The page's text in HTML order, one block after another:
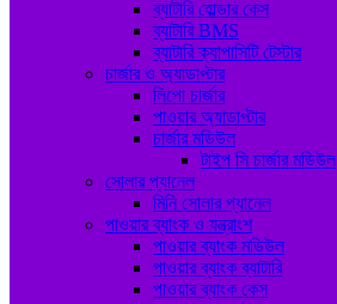
ব্যাটারি হোল্ডার কেস
ব্যাটারি BMS
ব্যাটারি ক্যাপাসিটি টেস্টার
চার্জার ও অ্যাডাপ্টার
লিপো চার্জার
পাওয়ার অ্যাডাপ্টার
চার্জার মডিউল
টাইপ সি চার্জার মডিউল
সোলার প্যানেল
মিনি সোলার প্যানেল
পাওয়ার ব্যাংক ও যন্ত্রাংশ
পাওয়ার ব্যাংক মডিউল
পাওয়ার ব্যাংক ব্যাটারি
পাওয়ার ব্যাংক কেস